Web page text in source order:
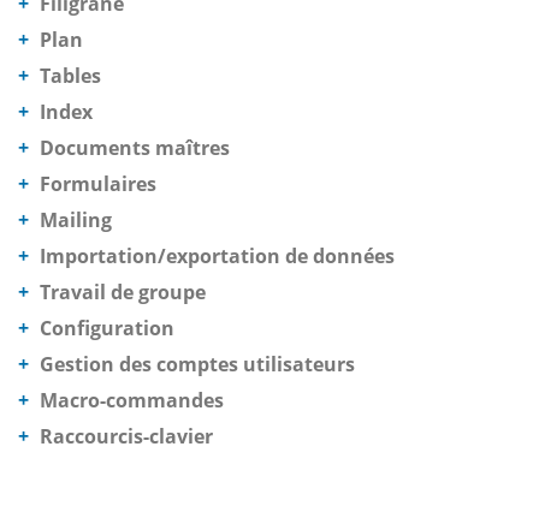
Plan
Tables
Index
Documents maîtres
Formulaires
Mailing
Importation/exportation de données
Travail de groupe
Configuration
Gestion des comptes utilisateurs
Macro-commandes
Raccourcis-clavier